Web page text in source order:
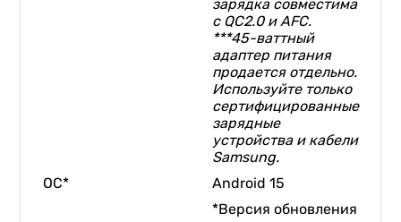
зарядка совместима
с QC2.0 и AFC.
***45-ваттный
адаптер питания
продается отдельно.
Используйте только
сертифицированные
зарядные
устройства и кабели
Samsung.
ОС*
Android 15
*Версия обновления